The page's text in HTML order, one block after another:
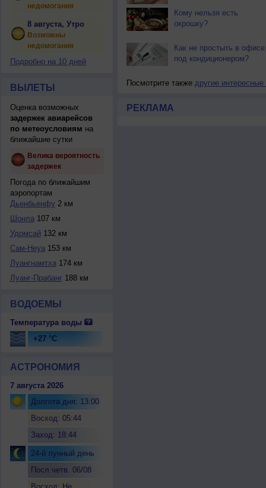
недомогания
8 августа, Утро
Возможны
недомогания
Подробно на 10 дней
ВЫЛЕТЫ
Оценка возможных
задержек авиарейсов
по метеоусловиям на
ближайшие сутки
Велика вероятность
задержек
Погода по ближайшим
аэропортам
Дьенбьенфу 2 км
Шонла107 км
Удомсай 132 км
Сам-Неуа153 км
Луангнамтха174 км
Луанг-Прабанг 188 км
ВОДОЕМЫ
Температура воды
+27 °C
АСТРОНОМИЯ
7 августа 2026
Долгота дня: 13:00
Восход: 05:44
Заход: 18:44
24-й лунный день
Посл.четв. 06/08
Кому нельзя есть
окрошку?
Как не простыть в офисе
под кондиционером?
Посмотрите также другие интересные
РЕКЛАМА